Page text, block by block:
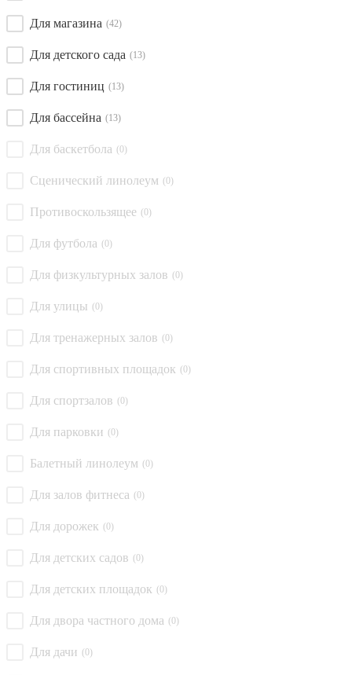
Для магазина (42)
Для детского сада (13)
Для гостиниц (13)
Для бассейна (13)
Для баскетбола (0)
Сценический линолеум (0)
Противоскользящее (0)
Для футбола (0)
Для физкультурных залов (0)
Для улицы (0)
Для тренажерных залов (0)
Для спортивных площадок (0)
Для спортзалов (0)
Для парковки (0)
Балетный линолеум (0)
Для залов фитнеса (0)
Для дорожек (0)
Для детских садов (0)
Для детских площадок (0)
Для двора частного дома (0)
Для дачи (0)